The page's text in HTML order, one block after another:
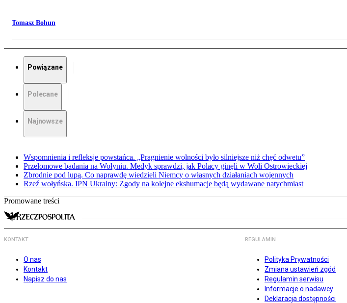
Tomasz Bohun
Powiązane
Polecane
Najnowsze
Wspomnienia i refleksje powstańca. „Pragnienie wolności było silniejsze niż chęć odwetu”
Przełomowe badania na Wołyniu. Medyk sprawdzi, jak Polacy ginęli w Woli Ostrowieckiej
Zbrodnie pod lupą. Co naprawdę wiedzieli Niemcy o własnych działaniach wojennych
Rzeź wołyńska. IPN Ukrainy: Zgody na kolejne ekshumacje będą wydawane natychmiast
Promowane treści
KONTAKT
O nas
Kontakt
Napisz do nas
REGULAMIN
Polityka Prywatności
Zmiana ustawień zgód
Regulamin serwisu
Informacje o nadawcy
Deklaracja dostępności